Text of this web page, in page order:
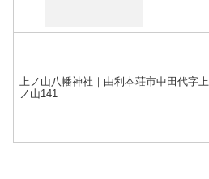
上ノ山八幡神社｜由利本荘市中田代字上
ノ山141